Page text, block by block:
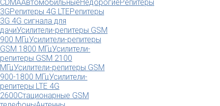
CDMAАвтомобильныеНедорогиеРепитеры
3GРепитеры 4G LTEРепитеры
3G 4G сигнала для
дачиУсилители-репитеры GSM
900 МГцУсилители-репитеры
GSM 1800 МГцУсилители-
репитеры GSM 2100
МГцУсилители-репитеры GSM
900-1800 МГцУсилители-
репитеры LTE 4G
2600Стационарные GSM